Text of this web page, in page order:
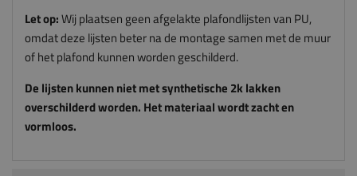
Let op:Wij plaatsen geen afgelakte plafondlijsten van PU,
omdat deze lijsten beter na de montage samen met de muur
of het plafond kunnen worden geschilderd.
De lijsten kunnen niet met synthetische 2k lakken
overschilderd worden. Het materiaal wordt zacht en
vormloos.